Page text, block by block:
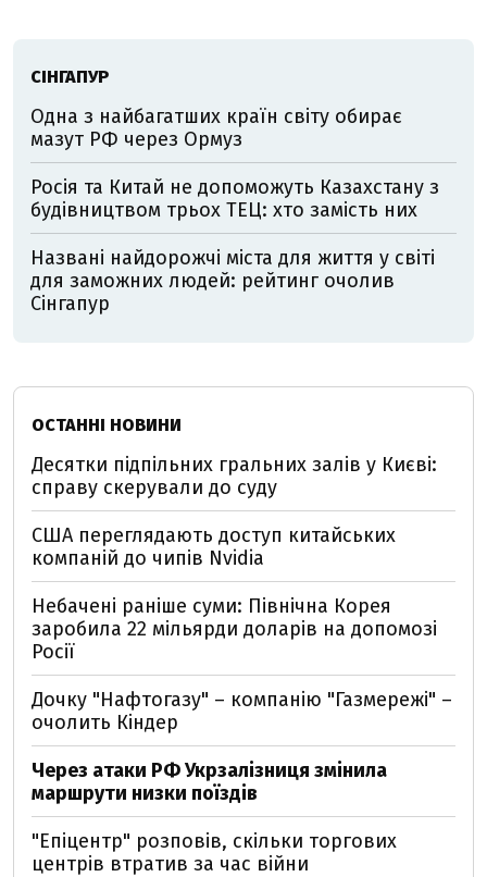
СІНГАПУР
Одна з найбагатших країн світу обирає
мазут РФ через Ормуз
Росія та Китай не допоможуть Казахстану з
будівництвом трьох ТЕЦ: хто замість них
Названі найдорожчі міста для життя у світі
для заможних людей: рейтинг очолив
Сінгапур
ОСТАННІ НОВИНИ
Десятки підпільних гральних залів у Києві:
справу скерували до суду
США переглядають доступ китайських
компаній до чипів Nvidia
Небачені раніше суми: Північна Корея
заробила 22 мільярди доларів на допомозі
Росії
Дочку "Нафтогазу" – компанію "Газмережі" –
очолить Кіндер
Через атаки РФ Укрзалізниця змінила
маршрути низки поїздів
"Епіцентр" розповів, скільки торгових
центрів втратив за час війни